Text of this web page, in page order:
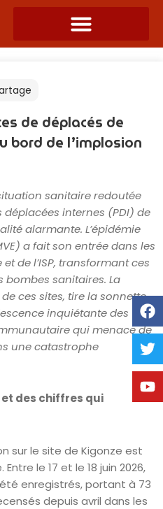
de déplacés de
bord de l’implosion
sanitaire redoutée
internes (PDI) de
alarmante. L’épidémie
a fait son entrée dans les
de l’ISP, transformant ces
bombes sanitaires. La
ces sites, tire la sonnette
inquiétante des
qui menace de
une catastrophe
des chiffres qui
sur le site de Kigonze est
le 17 et le 18 juin 2026,
enregistrés, portant à 73
depuis avril dans les